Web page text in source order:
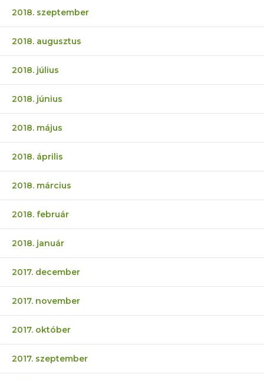
2018. szeptember
2018. augusztus
2018. július
2018. június
2018. május
2018. április
2018. március
2018. február
2018. január
2017. december
2017. november
2017. október
2017. szeptember